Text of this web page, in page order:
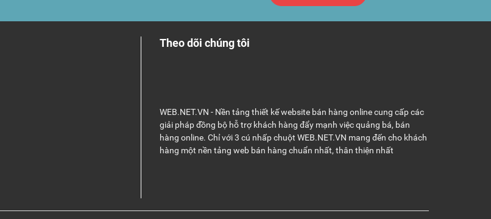
Theo dõi chúng tôi
WEB.NET.VN - Nền tảng thiết kế website bán hàng online cung cấp các
giải pháp đồng bộ hỗ trợ khách hàng đẩy mạnh việc quảng bá, bán
hàng online. Chỉ với 3 cú nhấp chuột WEB.NET.VN mang đến cho khách
hàng một nền tảng web bán hàng chuẩn nhất, thân thiện nhất